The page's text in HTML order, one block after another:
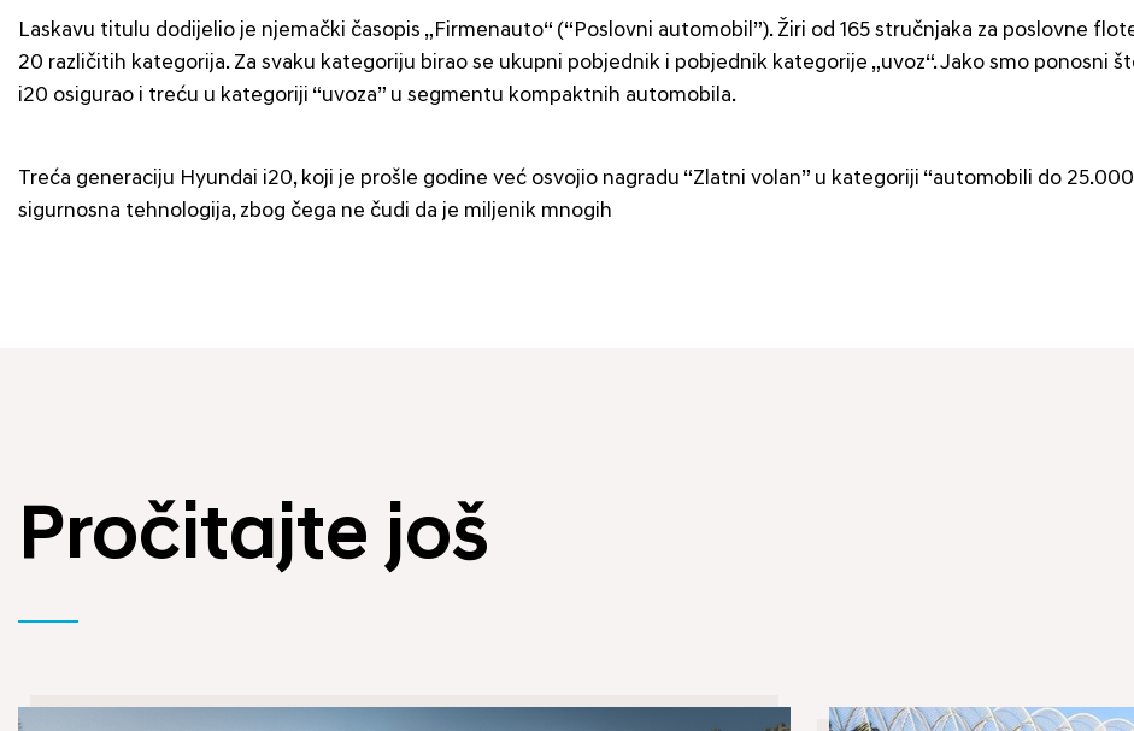
Laskavu titulu dodijelio je njemački časopis „Firmenauto“ (“Poslovni automobil”). Žiri od 165 stručnjaka za poslovne
20 različitih kategorija. Za svaku kategoriju birao se ukupni pobjednik i pobjednik kategorije „uvoz“. Jako smo ponosni
i20 osigurao i treću u kategoriji “uvoza” u segmentu kompaktnih automobila.
Treća generaciju Hyundai i20, koji je prošle godine već osvojio nagradu “Zlatni volan” u kategoriji “automobili do
sigurnosna tehnologija, zbog čega ne čudi da je miljenik mnogih
Pročitajte još